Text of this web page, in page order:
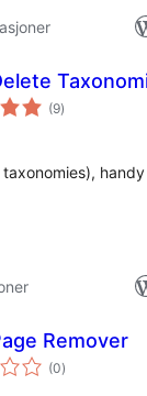
(9totale
vurderinger
)
Remover
(0totale
vurderinger
)